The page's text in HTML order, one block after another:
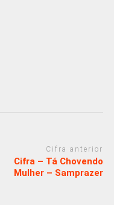
Cifra anterior
Cifra – Tá Chovendo
Mulher – Samprazer